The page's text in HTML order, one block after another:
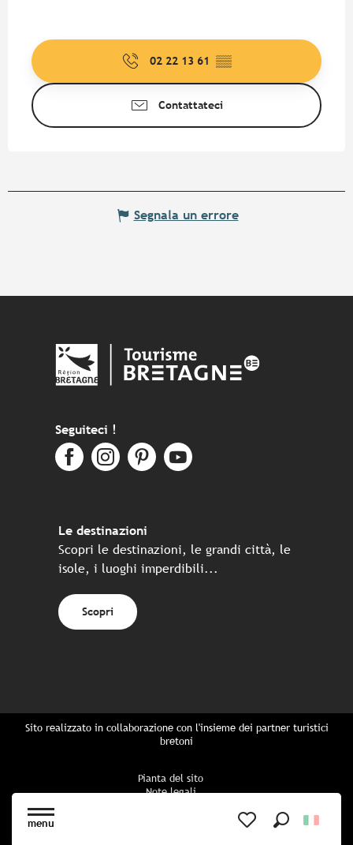
menu
02 22 13 61 ▒▒
Contattateci
Segnala un errore
Seguiteci !
Le destinazioni
Scopri le destinazioni, le grandi città, le
isole, i luoghi imperdibili...
Scopri
Sito realizzato in collaborazione con l'insieme dei partner turistici
bretoni
Pianta del sito
Note legali